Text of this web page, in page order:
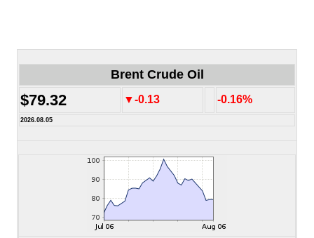
Brent Crude Oil
$79.32 ▼-0.13 -0.16%
2026.08.05